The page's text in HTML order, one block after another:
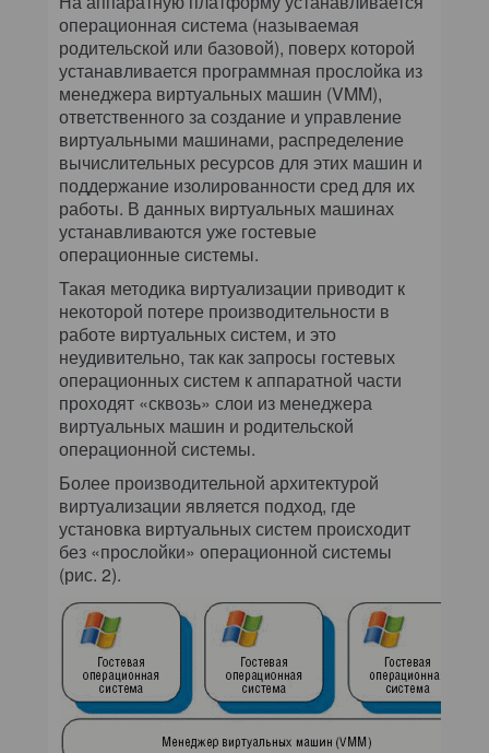
операционная система (называемая
родительской или базовой), поверх которой
устанавливается программная прослойка из
менеджера виртуальных машин (VMM),
ответственного за создание и управление
виртуальными машинами, распределение
вычислительных ресурсов для этих машин и
поддержание изолированности сред для их
работы. В данных виртуальных машинах
устанавливаются уже гостевые
операционные системы.
Такая методика виртуализации приводит к
некоторой потере производительности в
работе виртуальных систем, и это
неудивительно, так как запросы гостевых
операционных систем к аппаратной части
проходят «сквозь» слои из менеджера
виртуальных машин и родительской
операционной системы.
Более производительной архитектурой
виртуализации является подход, где
установка виртуальных систем происходит
без «прослойки» операционной системы
(рис. 2).